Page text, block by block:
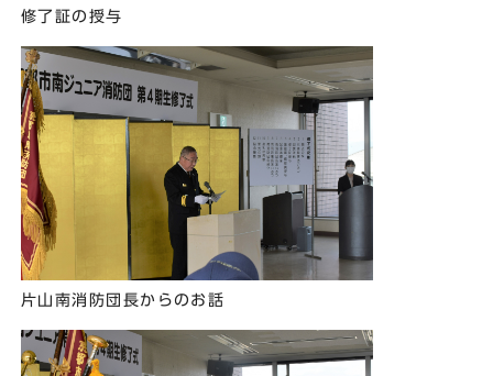
修了証の授与
片山南消防団長からのお話